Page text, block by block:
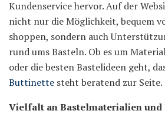
Kundenservice hervor. Auf der
nicht nur die Möglichkeit, bequem
shoppen, sondern auch
rund ums Basteln. Ob es um
oder die besten Bastelideen geht,
Buttinette steht beratend zur Seite.
Vielfalt an Bastelmaterialien